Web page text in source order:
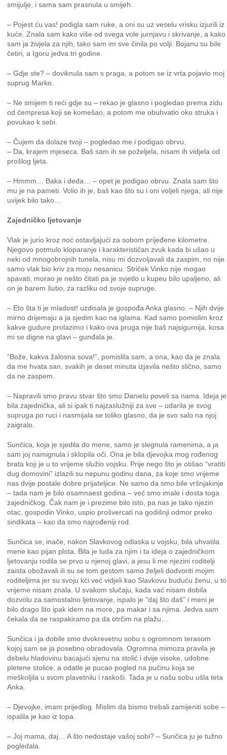
smijulje, i sama sam prasnula u smijeh.
– Pojest ću vas! podigla sam ruke, a oni su uz veselu vrisku izjurili iz
kuće. Znala sam kako više od svega vole jurnjavu i skrivanje, a kako
sam ja živjela za njih, tako sam im sve činila po volji. Bojanu su bile
četiri, a Igoru jedva tri godine.
– Gdje ste? – doviknula sam s praga, a potom se iz vrta pojavio moj
suprug Marko.
– Ne smijem ti reći gdje su – rekao je glasno i pogledao prema zidu
od čempresa koji se komešao, a potom me obuhvatio oko struka i
povukao k sebi.
– Čujem da dolaze tvoji – pogledao me i podigao obrvu.
– Da, krajem mjeseca. Baš sam ih se poželjela, nisam ih vidjela od
prošlog ljeta.
– Hmmm… Baka i deda… – opet je podigao obrvu. Znala sam što
mu je na pameti. Volio ih je, baš kao što su i oni voljeli njega, ali nije
uvijek bilo tako…
Zajedničko ljetovanje
Vlak je jurio kroz noć ostavljajući za sobom prijeđene kilometre.
Njegovo potmulo kloparanje i karakterističan zvuk kada bi ušao u
neki od mnogobrojnih tunela, nisu mi dozvoljavali da zaspim, no nije
samo vlak bio kriv za moju nesanicu. Striček Vinko nije mogao
spavati, morao je nešto čitati pa je svjetlo u kupeu bilo upaljeno, ali
on je barem šutio, za razliku od svoje supruge.
– Eto šta ti je mladost! uzdisala je gospođa Anka glasno. – Njih dvije
mirno drijemaju a ja sjedim kao na iglama. Kad samo pomislim kroz
kakve gudure prolazimo i kako ova pruga nije baš najsigurnija, kosa
mi se digne na glavi – gunđala je.
“Bože, kakva žalosna sova!”, pomislila sam, a ona, kao da je znala
da me hvata san, svakih je deset minuta izjavila nešto slično, samo
da ne zaspem.
– Napravili smo pravu stvar što smo Danielu poveli sa nama. Ideja je
bila zajednička, ali si ipak ti najzaslužniji za sve – udarila je svog
supruga po ruci i nasmijala se toliko glasno, da je svo salo na njoj
zaigralo.
Sunčica, koja je sjedila do mene, samo je slegnula ramenima, a ja
sam joj namignula i sklopila oči. Ona je bila djevojka mog rođenog
brata koji je u to vrijeme služio vojsku. Prije nego što je otišao “vratiti
dug domovini” izlazili su nepunu godinu dana, za koje smo vrijeme
nas dvije postale dobre prijateljice. Ne samo da smo bile vršnjakinje
– tada nam je bilo osamnaest godina – već smo imale i dosta toga
zajedničkog. Čak nam je i prezime bilo isto, pa nas je tako njezin
otac, gospodin Vinko, uspio prošvercati na godišnji odmor preko
sindikata – kao da smo najrođeniji rod.
Sunčica se, inače, nakon Slavkovog odlaska u vojsku, bila uhvatila
mene kao pijan plota. Bila je luda za njim i ta ideja o zajedničkom
ljetovanju rodila se prvo u njenoj glavi, a jesu li me njezini roditelji
zaista obožavali ili su se tom gestom samo željeli dodvoriti mojim
roditeljima jer su svoju kći već vidjeli kao Slavkovu buduću ženu, u to
vrijeme nisam znala. U svakom slučaju, kada vać nisam dobila
dozvolu za samostalno ljetovanje, ispalo je “daj što daš” i meni je
bilo drago što ipak idem na more, pa makar i sa njima. Jedva sam
čekala da se raspakiramo pa da otrčim na plažu…
Sunčica i ja dobile smo dvokrevetnu sobu s ogromnom terasom
kojoj sam se ja posebno obradovala. Ogromna mimoza pravila je
debelu hladovinu bacajući sjenu na stolić i dvije visoke, udobne
pletene stolice, a odatle je pucao pogled na pučinu koja se
meškoljila u svom plavetnilu i raskoši. Tada je u našu sobu ušla teta
Anka.
– Djevojke, imam prijedlog. Mislim da bismo trebali zamijeniti sobe –
ispalila je kao iz topa.
– Joj mama, daj… A što nedostaje vašoj sobi? – Sunčica ju je tužno
pogledala.